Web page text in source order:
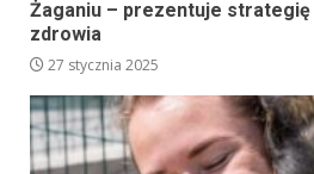
Żaganiu – prezentuje strategię
zdrowia
27 stycznia 2025